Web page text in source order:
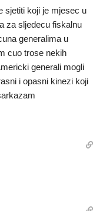
sjetiti koji je mjesec u
za sljedecu fiskalnu
generalima u
cuo trose nekih
generali mogli
i opasni kinezi koji